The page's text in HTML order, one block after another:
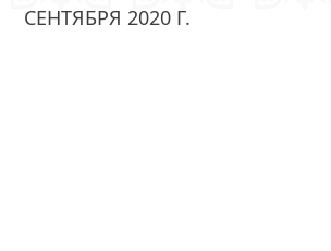
СЕНТЯБРЯ 2020 Г.